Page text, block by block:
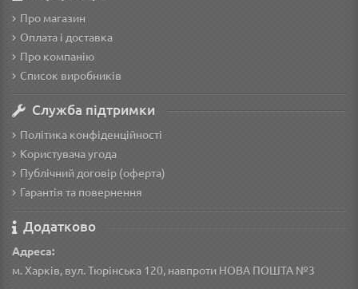
Про магазин
Оплата і доставка
Про компанію
Список виробників
Служба підтримки
Політика конфіденційності
Користувача угода
Публічний договір (оферта)
Гарантія та повернення
Додатково
Адреса:
м. Харків, вул. Тюрінська 120, навпроти НОВА ПОШТА №3